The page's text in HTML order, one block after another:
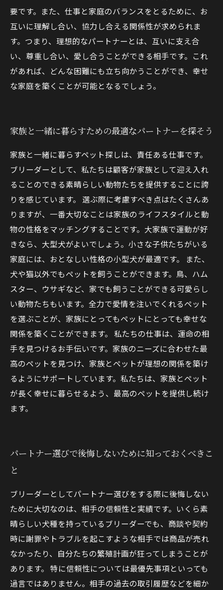
要です。また、仕事と家庭のバランスをとるために、お
互いに理解し合い、協力し合える関係性が求められま
す。つまり、理想的なパートナーとは、互いに支え合
い、尊重し合い、愛し合うことができる相手です。これ
があれば、どんな困難にも立ち向かうことができ、幸せ
な家庭を築くことが可能となるでしょう。
家族と一緒に暮らすための最適なパートナーを探そう
家族と一緒に暮らすペット探しは、責任ある仕事です。
ブリーダーとして、私たちは顧客が家族として迎え入れ
ることのできる素晴らしい動物たちを提供することに誇
りを感じています。 選ぶ際に考慮すべき点はたくさんあ
りますが、一番大切なことは家族のライフスタイルと動
物の性格をマッチングすることです。大家族で運動が好
きなら、大型犬がよいでしょう。小さな子供たちがいる
家庭には、おとなしい性格の小型犬が最適です。 また、
犬や猫以外でもペットを飼うことができます。鳥、ハム
スター、ウサギなど、家でも飼うことができる可愛らし
い動物たちもいます。全力で愛情を注いでくれるペット
を選ぶことが、家族にとってもペットにとっても幸せな
関係を築くことができます。 私たちの仕事は、運命の相
手を見つけるお手伝いです。家族のニーズに合わせた最
高のペットを見つけ、家族とペットが理想の関係を築け
るようにサポートしています。私たちは、家族とペット
が長く幸せに暮らせるよう、最高のペットを提供し続け
ます。
パートナー選びで後悔しないために知っておくべきこ
と
ブリーダーとしてパートナー選びをする際に後悔しない
ために大切なのは、相手の信頼性と実績です。いくら素
晴らしい犬種を持っているブリーダーでも、商談や契約
時に謝罪やトラブルを起こすような相手では商品が売れ
なかったり、自分たちの繁殖計画が狂ってしまうことが
あります。 特に信頼性については最優先事項といっても
過言ではありません。相手の過去の取引履歴などを細か